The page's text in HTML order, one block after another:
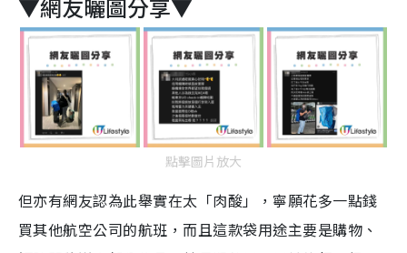
▼網友曬圖分享▼
點擊圖片放大
但亦有網友認為此舉實在太「肉酸」，寧願花多一點錢
買其他航空公司的航班，而且這款袋用途主要是購物、